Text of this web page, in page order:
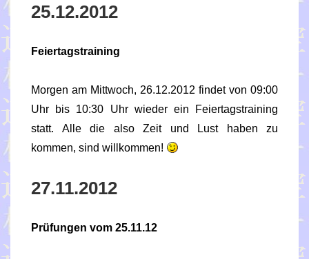
25.12.2012
Feiertagstraining
Morgen am Mittwoch, 26.12.2012 findet von 09:00
Uhr bis 10:30 Uhr wieder ein Feiertagstraining
statt. Alle die also Zeit und Lust haben zu
kommen, sind willkommen!
27.11.2012
Prüfungen vom 25.11.12